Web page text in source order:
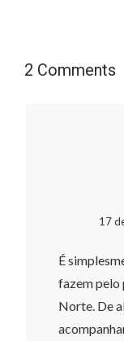
2 Comments
17
É
fazem pelo
Norte. De